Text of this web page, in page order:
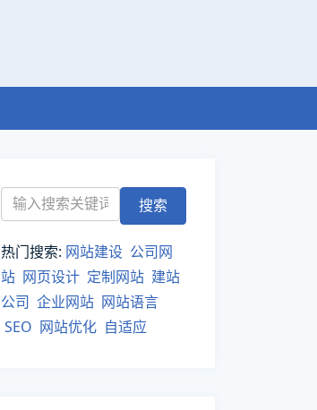
热门搜索: 网站建设 公司网
站 网页设计 定制网站 建站
公司 企业网站 网站语言
SEO 网站优化 自适应